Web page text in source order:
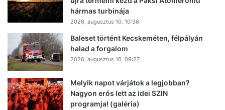
hármas turbinája
2026, augusztus 10. 10:36
Baleset történt Kecskeméten, félpályán
halad a forgalom
2026, augusztus 10. 09:27
Melyik napot várjátok a legjobban?
Nagyon erős lett az idei SZIN
programja! (galéria)